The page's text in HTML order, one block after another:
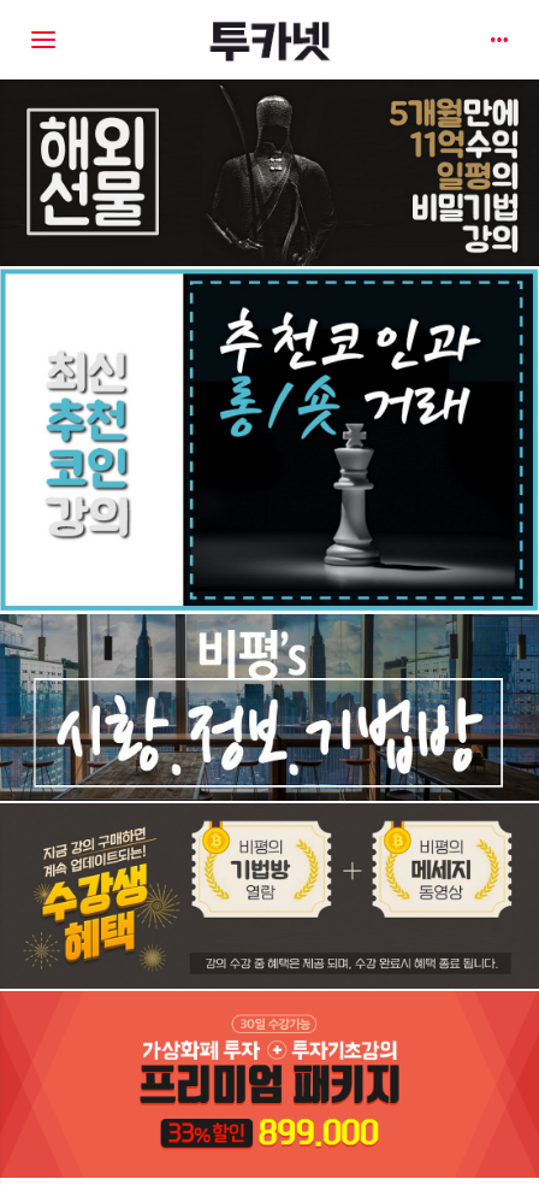
Toggle navigation